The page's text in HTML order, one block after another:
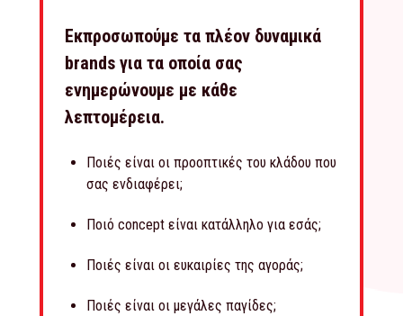
Εκπροσωπούμε τα πλέον δυναμικά
brands για τα οποία σας
ενημερώνουμε με κάθε
λεπτομέρεια.
Ποιές είναι οι προοπτικές του κλάδου που
σας ενδιαφέρει;
Ποιό concept είναι κατάλληλο για εσάς;
Ποιές είναι οι ευκαιρίες της αγοράς;
Ποιές είναι οι μεγάλες παγίδες;